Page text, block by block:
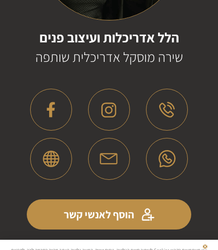
הלל אדריכלות ועיצוב פנים
שירה מוסקל אדריכלית שותפה
הוסף לאנשי קשר